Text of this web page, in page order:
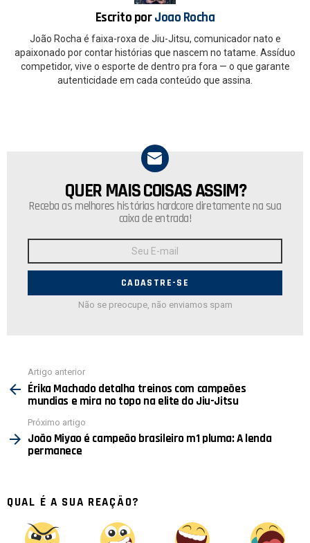
Escrito porJoao Rocha
João Rocha é faixa-roxa de Jiu-Jitsu, comunicador nato e
apaixonado por contar histórias que nascem no tatame. Assíduo
competidor, vive o esporte de dentro pra fora — o que garante
autenticidade em cada conteúdo que assina.
NEWSLETTER
QUER MAIS COISAS ASSIM?
Receba as melhores histórias hardcore diretamente na sua
caixa de entrada!
E-
Não se preocupe, não enviamos spam
mais
Artigo anterior
Érika Machado detalha treinos com campeões
mundias e mira no topo na elite do Jiu-Jitsu
Próximo artigo
João Miyao é campeão brasileiro m1 pluma: A lenda
permanece
QUAL É A SUA REAÇÃO?